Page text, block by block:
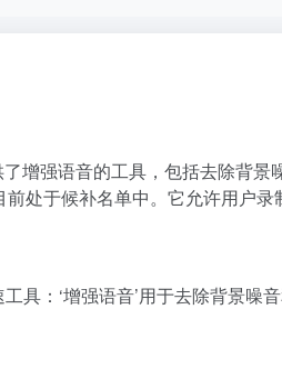
增强语音的工具，包括去除背
处于候补名单中。它允许用户
：‘增强语音’用于去除背景噪